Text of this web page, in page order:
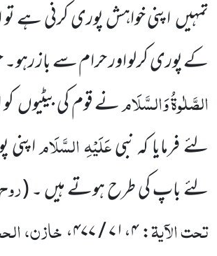
تمہیںاپنی خواہش پوری کرنی ہے
کے پوری کرلو اور حرام سے باز
الصَّلٰوۃُ وَالسَّلَامنے قوم کی بیٹیوں
لئے فرمایا کہ نبیعَلَیْہِ السَّلَام
لئے باپ کی طرح ہوتے ہیں ۔(
تحت الآیۃ: ۷۱،۴ / ۴۷۷، خازن،